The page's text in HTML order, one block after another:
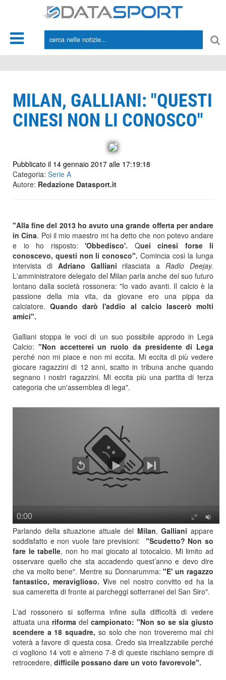
MILAN, GALLIANI: "QUESTI
CINESI NON LI CONOSCO"
Pubblicato il 14 gennaio 2017 alle 17:19:18
Categoria: Serie A
Autore: Redazione Datasport.it
"Alla fine del 2013 ho avuto una grande offerta per andare
in Cina. Poi il mio maestro mi ha detto che non potevo andare
e io ho risposto: 'Obbedisco'. Quei cinesi forse li
conoscevo, questi non li conosco". Comincia così la lunga
intervista di Adriano Galliani rilasciata aRadio Deejay.
L'amministratore delegato del Milan parla anche del suo futuro
lontano dalla società rossonera: "Io vado avanti. Il calcio è la
passione della mia vita, da giovane ero una pippa da
calciatore.Quando darò l'addio al calcio lascerò molti
amici".
Galliani stoppa le voci di un suo possibile approdo in Lega
Calcio: "Non accetterei un ruolo da presidente di Lega
perché non mi piace e non mi eccita. Mi eccita di più vedere
giocare ragazzini di 12 anni, scatto in tribuna anche quando
segnano i nostri ragazzini. Mi eccita più una partita di terza
categoria che un'assemblea di lega".
Parlando della situazione attuale del Milan,Gallianiappare
soddisfatto e non vuole fare previsioni:
"Scudetto? Non so
fare le tabelle, non ho mai giocato al totocalcio. Mi limito ad
osservare quello che sta accadendo quest’anno e devo dire
che va molto bene". Mentre su Donnarumma:"E' un ragazzo
fantastico, meraviglioso. Vive nel nostro convitto ed ha la
sua cameretta di fronte ai parcheggi sotterranei del San Siro".
L'ad rossonero si sofferma infine sulla difficoltà di vedere
attuata una riforma del campionato: "Non so se sia giusto
scendere a 18 squadre, so solo che non troveremo mai chi
voterà a favore di questa cosa. Credo sia irrealizzabile perché
ci vogliono 14 voti e almeno 7-8 di queste rischiano sempre di
retrocedere, difficile possano dare un voto favorevole".